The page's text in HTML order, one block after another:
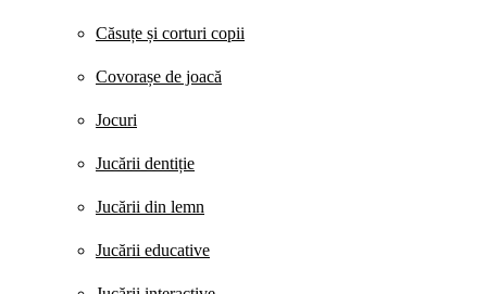
Căsuțe și corturi copii
Covorașe de joacă
Jocuri
Jucării dentiție
Jucării din lemn
Jucării educative